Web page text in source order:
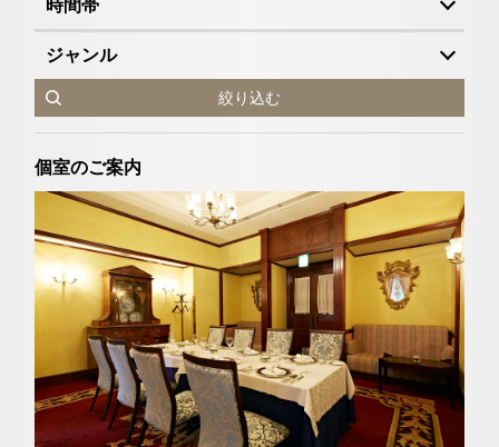
時間帯
ジャンル
絞り込む
個室のご案内